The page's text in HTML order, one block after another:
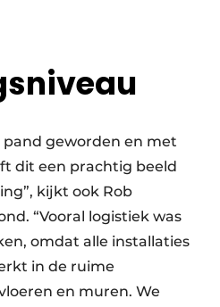
pand geworden en met
dit een prachtig beeld
kijkt ook Rob
“Vooral logistiek was
omdat alle installaties
in de ruime
en muren. We